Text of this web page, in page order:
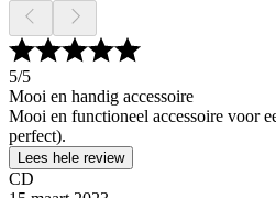
5/5
Mooi en handig accessoire
Mooi en functioneel accessoire voor
perfect).
Lees hele review
CD